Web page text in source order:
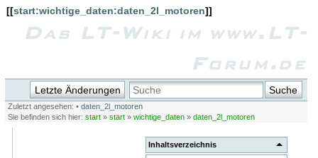
[[start:wichtige_daten:daten_2l_motoren]]
Das LT-Wiki im www.LT-
Forum.de
Letzte Änderungen Suche
Zuletzt angesehen: • daten_2l_motoren
Sie befinden sich hier:start »start »wichtige_daten »daten_2l_motoren
Inhaltsverzeichnis